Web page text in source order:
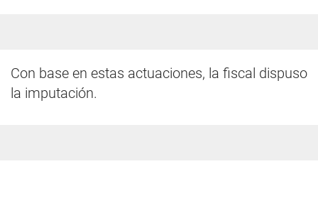
Con base en estas actuaciones, la fiscal dispuso
la imputación.